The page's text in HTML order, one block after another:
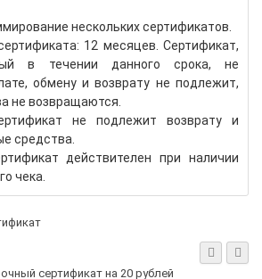
нескольких сертификатов.
12 месяцев. Сертификат,
в течении данного срока, не
обмену и возврату не подлежит,
не возвращаются.
не подлежит возврату и
средства.
действителен при наличии
чека.